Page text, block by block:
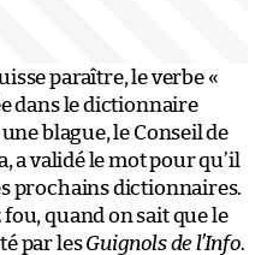
paraître, le verbe «
dans le dictionnaire
une blague, le Conseil de
a validé le mot pour qu’il
prochains dictionnaires.
fou, quand on sait que le
par lesGuignols de l’Info.